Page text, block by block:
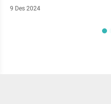
9 Des 2024